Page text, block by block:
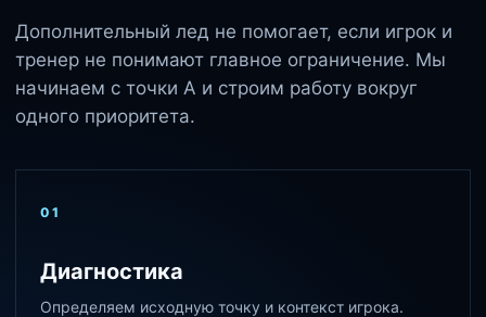
Дополнительный лед не помогает, если игрок и
тренер не понимают главное ограничение. Мы
начинаем с точки А и строим работу вокруг
одного приоритета.
01
Диагностика
Определяем исходную точку и контекст игрока.